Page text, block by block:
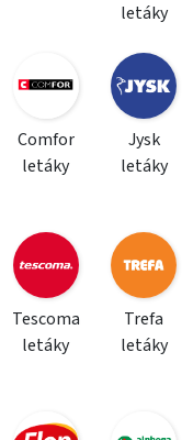
letáky
Comfor
letáky
Jysk
letáky
Tescoma
letáky
Trefa
letáky